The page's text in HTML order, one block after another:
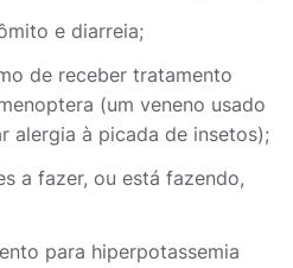
e diarreia;
de receber tratamento
(um veneno usado
alergia à picada de insetos);
a fazer, ou está fazendo,
para hiperpotassemia